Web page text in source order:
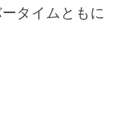
タイムともに